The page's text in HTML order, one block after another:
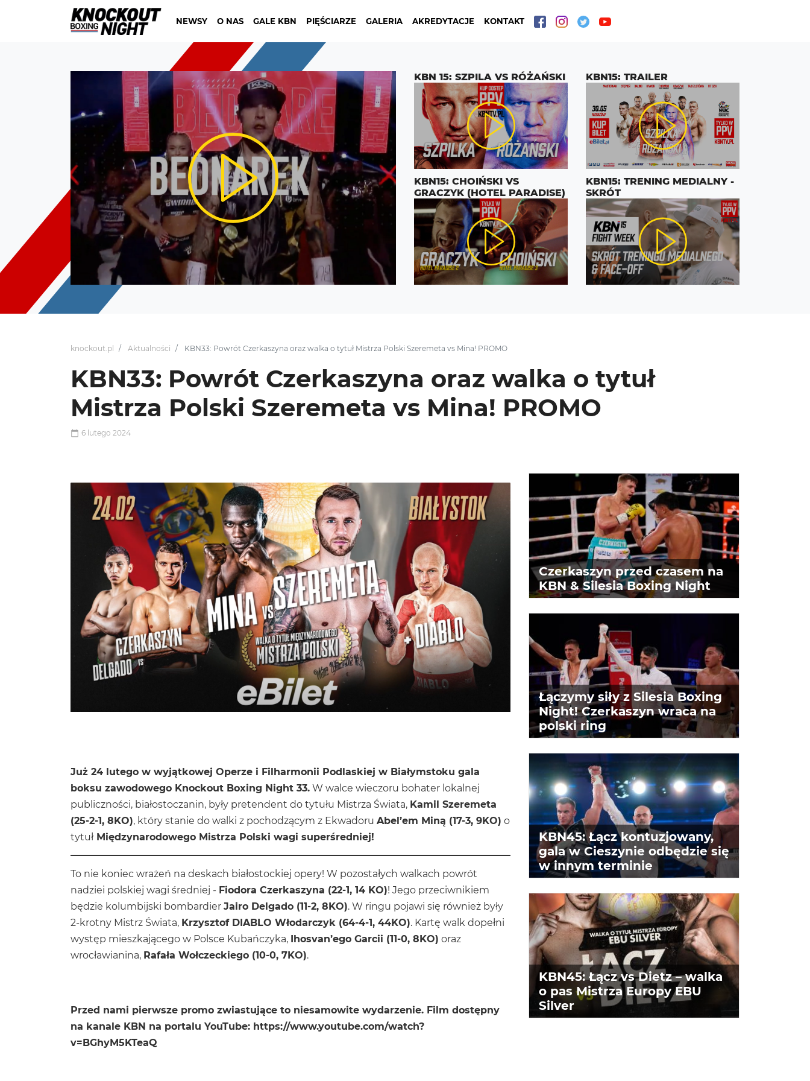
NEWSY O NAS GALE KBN PIĘŚCIARZE GALERIA AKREDYTACJE KONTAKT
KBN 15: SZPILA VS RÓŻAŃSKI KBN15: TRAILER
KBN15: CHOIŃSKI VS
GRACZYK (HOTEL PARADISE)
KBN15: TRENING MEDIALNY -
SKRÓT
knockout.pl Aktualności KBN33: Powrót Czerkaszyna oraz walka o tytuł Mistrza Polski Szeremeta vs Mina! PROMO
KBN33: Powrót Czerkaszyna oraz walka o tytuł
Mistrza Polski Szeremeta vs Mina! PROMO
6 lutego 2024
Już 24 lutego w wyjątkowej Operze i Filharmonii Podlaskiej w Białymstoku gala
boksu zawodowego Knockout Boxing Night 33. W walce wieczoru bohater lokalnej
publiczności, białostoczanin, były pretendent do tytułu Mistrza Świata, Kamil Szeremeta
(25-2-1, 8KO), który stanie do walki z pochodzącym z Ekwadoru Abel’em Miną (17-3, 9KO) o
tytułMiędzynarodowego Mistrza Polski wagi superśredniej!
To nie koniec wrażeń na deskach białostockiej opery! W pozostałych walkach powrót
nadziei polskiej wagi średniej - Fiodora Czerkaszyna (22-1, 14 KO)! Jego przeciwnikiem
będzie kolumbijski bombardier Jairo Delgado (11-2, 8KO). W ringu pojawi się również były
2-krotny Mistrz Świata, Krzysztof DIABLO Włodarczyk (64-4-1, 44KO). Kartę walk dopełni
występ mieszkającego w Polsce Kubańczyka, Ihosvan’ego Garcii (11-0, 8KO) oraz
wrocławianina, Rafała Wołczeckiego (10-0, 7KO).
Przed nami pierwsze promo zwiastujące to niesamowite wydarzenie. Film dostępny
na kanale KBN na portalu YouTube: https://www.youtube.com/watch?
v=BGhyM5KTeaQ
Czerkaszyn przed czasem na
KBN & Silesia Boxing Night
Łączymy siły z Silesia Boxing
Night! Czerkaszyn wraca na
polski ring
KBN45: Łącz kontuzjowany,
gala w Cieszynie odbędzie się
w innym terminie
KBN45: Łącz vs Dietz – walka
o pas Mistrza Europy EBU
Silver